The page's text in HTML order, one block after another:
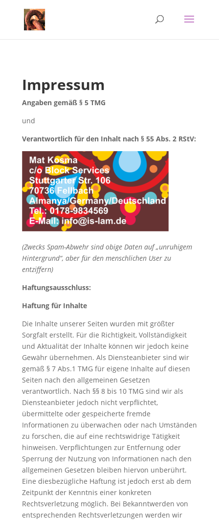
Impressum
Angaben gemäß § 5 TMG
und
Verantwortlich für den Inhalt nach § 55 Abs. 2 RStV:
(Zwecks Spam-Abwehr sind obige Daten auf „unruhigem
Hintergrund“, aber für den menschlichen User zu
entziffern)
Haftungsausschluss:
Haftung für Inhalte
Die Inhalte unserer Seiten wurden mit größter
Sorgfalt erstellt. Für die Richtigkeit, Vollständigkeit
und Aktualität der Inhalte können wir jedoch keine
Gewähr übernehmen. Als Diensteanbieter sind wir
gemäß § 7 Abs.1 TMG für eigene Inhalte auf diesen
Seiten nach den allgemeinen Gesetzen
verantwortlich. Nach §§ 8 bis 10 TMG sind wir als
Diensteanbieter jedoch nicht verpflichtet,
übermittelte oder gespeicherte fremde
Informationen zu überwachen oder nach Umständen
zu forschen, die auf eine rechtswidrige Tätigkeit
hinweisen. Verpflichtungen zur Entfernung oder
Sperrung der Nutzung von Informationen nach den
allgemeinen Gesetzen bleiben hiervon unberührt.
Eine diesbezügliche Haftung ist jedoch erst ab dem
Zeitpunkt der Kenntnis einer konkreten
Rechtsverletzung möglich. Bei Bekanntwerden von
entsprechenden Rechtsverletzungen werden wir